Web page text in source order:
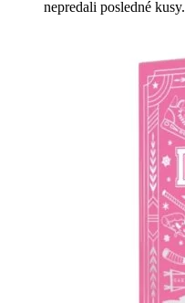
nepredali posledné kusy.